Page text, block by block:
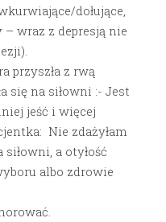
dołujące,
wraz z depresją nie
przyszła z rwą
się na siłowni :- Jest
jeść i więcej
Nie zdażyłam
a otyłość
albo zdrowie